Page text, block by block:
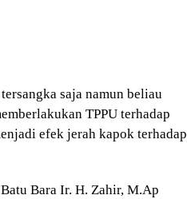
saja namun beliau
TPPU terhadap
efek jerah kapok terhadap
Bara Ir. H. Zahir, M.Ap